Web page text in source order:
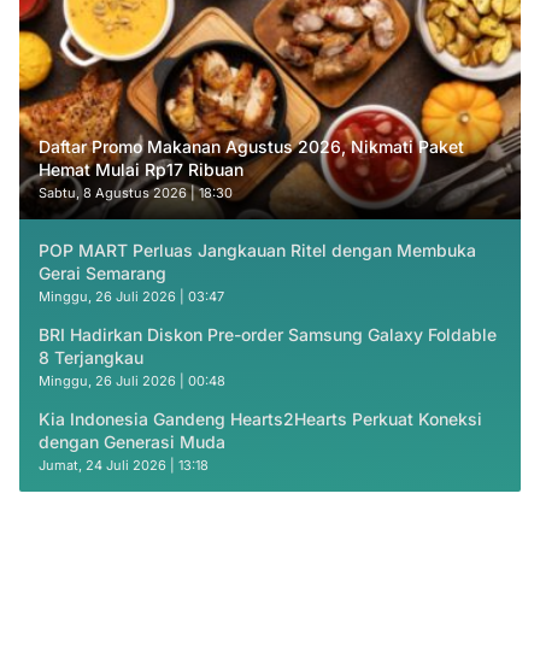
Daftar Promo Makanan Agustus 2026, Nikmati Paket
Hemat Mulai Rp17 Ribuan
Sabtu, 8 Agustus 2026 | 18:30
POP MART Perluas Jangkauan Ritel dengan Membuka
Gerai Semarang
Minggu, 26 Juli 2026 | 03:47
BRI Hadirkan Diskon Pre-order Samsung Galaxy Foldable
8 Terjangkau
Minggu, 26 Juli 2026 | 00:48
Kia Indonesia Gandeng Hearts2Hearts Perkuat Koneksi
dengan Generasi Muda
Jumat, 24 Juli 2026 | 13:18